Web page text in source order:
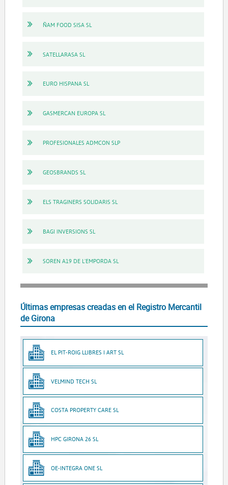
ÑAM FOOD SISA SL
SATELLARASA SL
EURO HISPANA SL
GASMERCAN EUROPA SL
PROFESIONALES ADMCON SLP
GEOSBRANDS SL
ELS TRAGINERS SOLIDARIS SL
BAGI INVERSIONS SL
SOREN A19 DE L'EMPORDA SL
Últimas empresas creadas en el Registro Mercantil
de Girona
EL PIT-ROIG LLIBRES I ART SL
VELMIND TECH SL
COSTA PROPERTY CARE SL
HPC GIRONA 26 SL
OE-INTEGRA ONE SL